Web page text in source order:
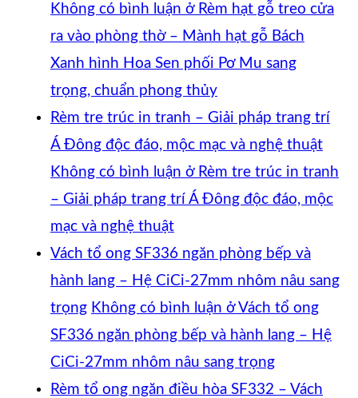
Không có bình luận ở Rèm hạt gỗ treo cửa
ra vào phòng thờ – Mành hạt gỗ Bách
Xanh hình Hoa Sen phối Pơ Mu sang
trọng, chuẩn phong thủy
Rèm tre trúc in tranh – Giải pháp trang trí
Á Đông độc đáo, mộc mạc và nghệ thuật
Không có bình luận ở Rèm tre trúc in tranh
– Giải pháp trang trí Á Đông độc đáo, mộc
mạc và nghệ thuật
Vách tổ ong SF336 ngăn phòng bếp và
hành lang – Hệ CiCi-27mm nhôm nâu sang
trọng Không có bình luận ở Vách tổ ong
SF336 ngăn phòng bếp và hành lang – Hệ
CiCi-27mm nhôm nâu sang trọng
Rèm tổ ong ngăn điều hòa SF332 – Vách